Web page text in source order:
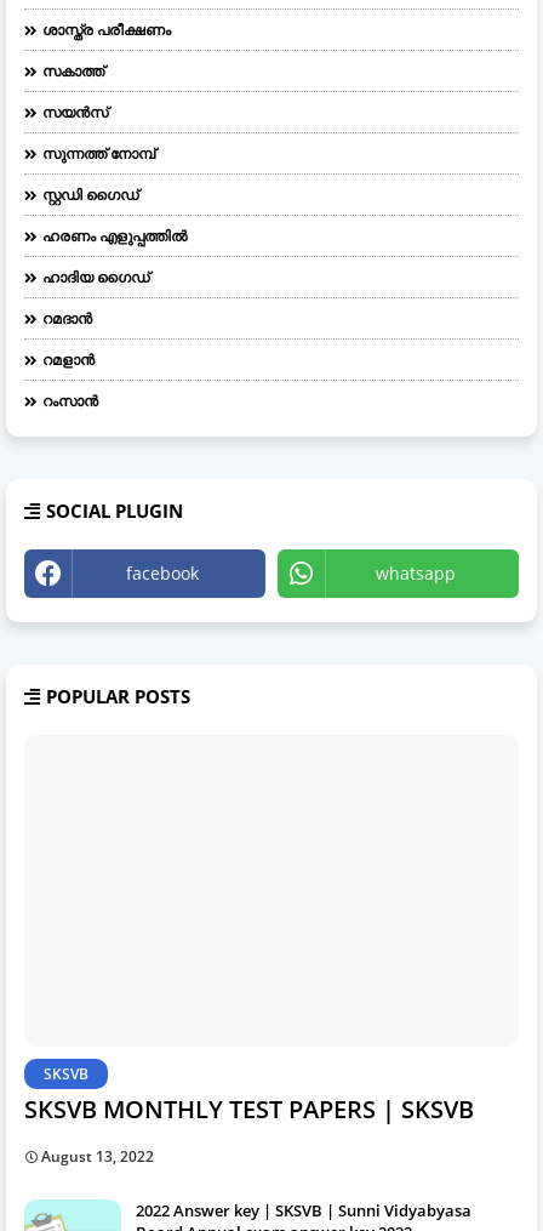
ശാസ്ത്ര പരീക്ഷണം
സകാത്ത്
സയൻസ്
സുന്നത്ത് നോമ്പ്
സ്റ്റഡി ഗൈഡ്
ഹരണം എളുപ്പത്തിൽ
ഹാദിയ ഗൈഡ്
റമദാൻ
റമളാൻ
റംസാൻ
SOCIAL PLUGIN
facebook whatsapp
POPULAR POSTS
SKSVB
SKSVB MONTHLY TEST PAPERS | SKSVB
August 13, 2022
2022 Answer key | SKSVB | Sunni Vidyabyasa